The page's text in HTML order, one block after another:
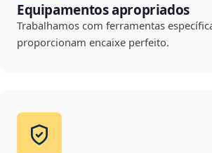
Equipamentos apropriados
Trabalhamos com ferramentas
proporcionam encaixe perfeito.